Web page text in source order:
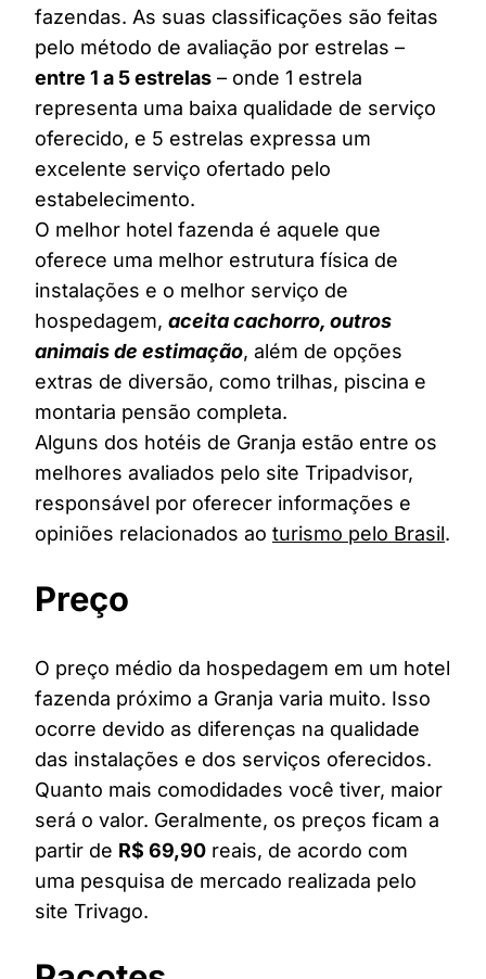
fazendas. As suas classificações são feitas
pelo método de avaliação por estrelas –
entre 1 a 5 estrelas – onde 1 estrela
representa uma baixa qualidade de serviço
oferecido, e 5 estrelas expressa um
excelente serviço ofertado pelo
estabelecimento.
O melhor hotel fazenda é aquele que
oferece uma melhor estrutura física de
instalações e o melhor serviço de
hospedagem, aceita cachorro, outros
animais de estimação, além de opções
extras de diversão, como trilhas, piscina e
montaria pensão completa.
Alguns dos hotéis de Granja estão entre os
melhores avaliados pelo site Tripadvisor,
responsável por oferecer informações e
opiniões relacionados ao turismo pelo Brasil.
Preço
O preço médio da hospedagem em um hotel
fazenda próximo a Granja varia muito. Isso
ocorre devido as diferenças na qualidade
das instalações e dos serviços oferecidos.
Quanto mais comodidades você tiver, maior
será o valor. Geralmente, os preços ficam a
partir de R$ 69,90 reais, de acordo com
uma pesquisa de mercado realizada pelo
site Trivago.